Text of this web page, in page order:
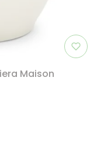
Maison